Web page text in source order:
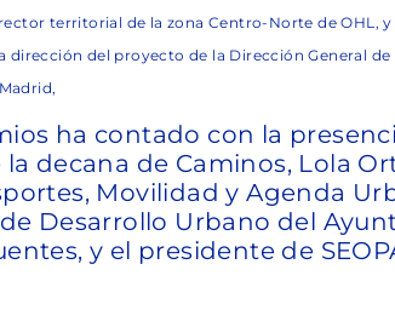
territorial de la zona Centro-Norte de OHL, y
dirección del proyecto de la Dirección General de
ha contado con la
decana de Caminos, Lola
Movilidad y Agenda
Desarrollo Urbano del
y el presidente de